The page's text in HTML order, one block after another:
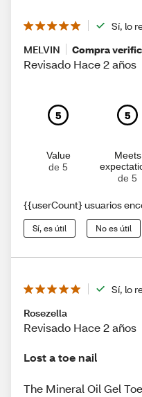
Sí, lo
MELVIN
Compra
Revisado Hace 2 años
5
Value
de 5
5
Meets
de 5
{{userCount} usuarios
Sí, es útil No es útil
Sí, lo
Rosezella
Revisado Hace 2 años
Lost a toe nail
The Mineral Oil Gel